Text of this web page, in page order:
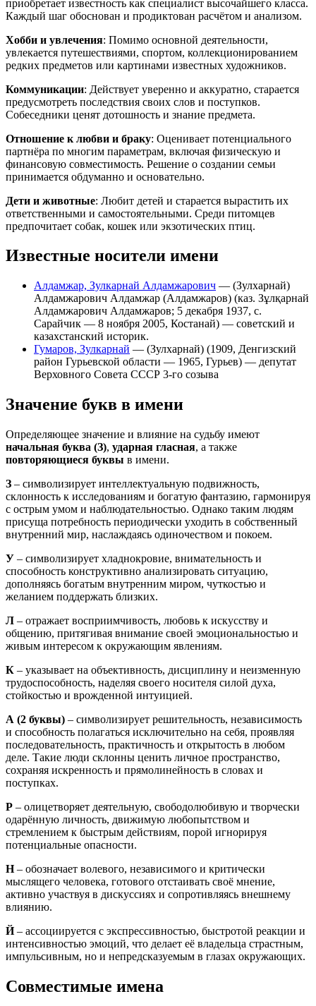
приобретает известность как специалист высочайшего класса.
Каждый шаг обоснован и продиктован расчётом и анализом.
Хобби и увлечения: Помимо основной деятельности,
увлекается путешествиями, спортом, коллекционированием
редких предметов или картинами известных художников.
Коммуникации: Действует уверенно и аккуратно, старается
предусмотреть последствия своих слов и поступков.
Собеседники ценят дотошность и знание предмета.
Отношение к любви и браку: Оценивает потенциального
партнёра по многим параметрам, включая физическую и
финансовую совместимость. Решение о создании семьи
принимается обдуманно и основательно.
Дети и животные: Любит детей и старается вырастить их
ответственными и самостоятельными. Среди питомцев
предпочитает собак, кошек или экзотических птиц.
Известные носители имени
Алдамжар, Зулкарнай Алдамжарович — (Зулхарнай)
Алдамжарович Алдамжар (Алдамжаров) (каз. Зұлқарнай
Алдамжарович Алдамжаров; 5 декабря 1937, с.
Сарайчик — 8 ноября 2005, Костанай) — советский и
казахстанский историк.
Гумаров, Зулкарнай — (Зулхарнай) (1909, Денгизский
район Гурьевской области — 1965, Гурьев) — депутат
Верховного Совета СССР 3-го созыва
Значение букв в имени
Определяющее значение и влияние на судьбу имеют
начальная буква (З), ударная гласная, а также
повторяющиеся буквы в имени.
З – символизирует интеллектуальную подвижность,
склонность к исследованиям и богатую фантазию, гармонируя
с острым умом и наблюдательностью. Однако таким людям
присуща потребность периодически уходить в собственный
внутренний мир, наслаждаясь одиночеством и покоем.
У – символизирует хладнокровие, внимательность и
способность конструктивно анализировать ситуацию,
дополняясь богатым внутренним миром, чуткостью и
желанием поддержать близких.
Л – отражает восприимчивость, любовь к искусству и
общению, притягивая внимание своей эмоциональностью и
живым интересом к окружающим явлениям.
К – указывает на объективность, дисциплину и неизменную
трудоспособность, наделяя своего носителя силой духа,
стойкостью и врожденной интуицией.
А (2 буквы) – символизирует решительность, независимость
и способность полагаться исключительно на себя, проявляя
последовательность, практичность и открытость в любом
деле. Такие люди склонны ценить личное пространство,
сохраняя искренность и прямолинейность в словах и
поступках.
Р – олицетворяет деятельную, свободолюбивую и творчески
одарённую личность, движимую любопытством и
стремлением к быстрым действиям, порой игнорируя
потенциальные опасности.
Н– обозначает волевого, независимого и критически
мыслящего человека, готового отстаивать своё мнение,
активно участвуя в дискуссиях и сопротивляясь внешнему
влиянию.
Й– ассоциируется с экспрессивностью, быстротой реакции и
интенсивностью эмоций, что делает её владельца страстным,
импульсивным, но и непредсказуемым в глазах окружающих.
Совместимые имена